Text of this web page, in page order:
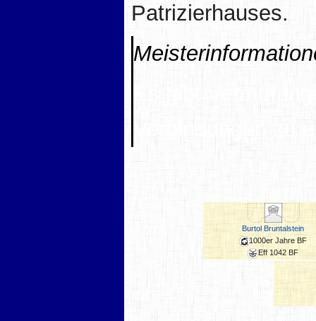
Patrizierhauses.
Verbindungen zu
Burtol Bruntalstein
1000er Jahre BF
Eff 1042 BF